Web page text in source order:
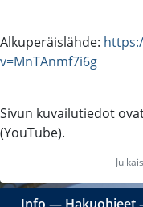
Alkuperäislähde:
v=MnTAnmf7i6g
Sivun kuvailutiedot
(YouTube).